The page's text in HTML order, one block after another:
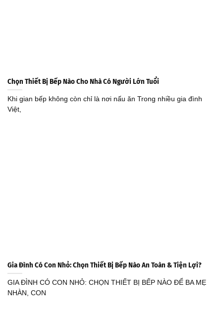
Chọn Thiết Bị Bếp Nào Cho Nhà Có Người Lớn Tuổi
Khi gian bếp không còn chỉ là nơi nấu ăn Trong nhiều gia đình
Việt,
Gia Đình Có Con Nhỏ: Chọn Thiết Bị Bếp Nào An Toàn & Tiện Lợi?
GIA ĐÌNH CÓ CON NHỎ: CHỌN THIẾT BỊ BẾP NÀO ĐỂ BA MẸ
NHÀN, CON